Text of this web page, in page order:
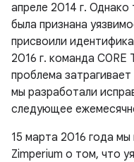
апреле 2014 г. Однако
была признана
присвоили
2016 г. команда
проблема
мы разработали
следующее
15 марта 2016 года
Zimperium о том, что